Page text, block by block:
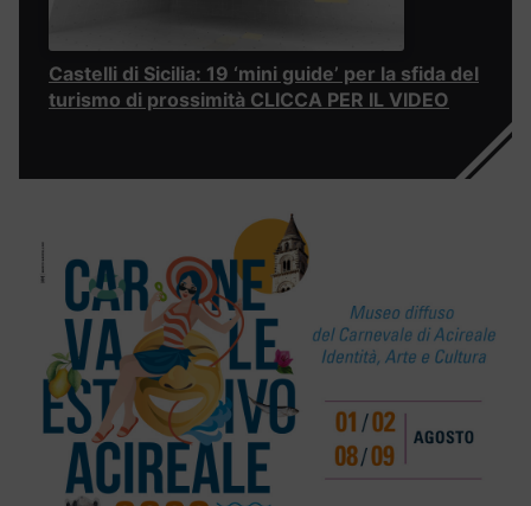
Castelli di Sicilia: 19 ‘mini guide’ per la sfida del
turismo di prossimità CLICCA PER IL VIDEO